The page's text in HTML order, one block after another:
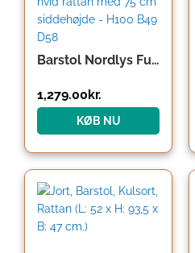
Barstol Nordlys Furniture Tabsofia i hvid rattan med 75 cm siddehøjde – H100 B49 D58
1,279.00 kr.
KØB NU